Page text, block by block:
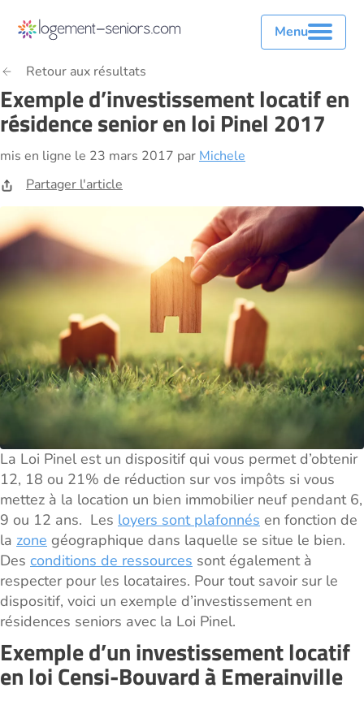
Menu
Retour aux résultats
Exemple d’investissement locatif en
résidence senior en loi Pinel 2017
mis en ligne le 23 mars 2017 par Michele
Partager l'article
La Loi Pinel est un dispositif qui vous permet d’obtenir
12, 18 ou 21% de réduction sur vos impôts si vous
mettez à la location un bien immobilier neuf pendant 6,
9 ou 12 ans. Les loyers sont plafonnés en fonction de
la zone géographique dans laquelle se situe le bien.
Des conditions de ressources sont également à
respecter pour les locataires. Pour tout savoir sur le
dispositif, voici un exemple d’investissement en
résidences seniors avec la Loi Pinel.
Exemple d’un investissement locatif
en loi Censi-Bouvard à Emerainville